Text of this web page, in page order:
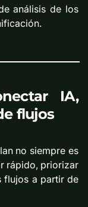
análisis de los
IA,
flujos
no siempre es
rápido, priorizar
flujos a partir de